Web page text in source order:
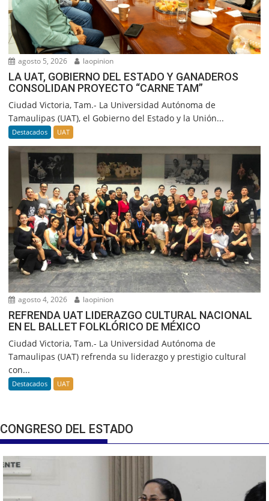
agosto 5, 2026 laopinion
LA UAT, GOBIERNO DEL ESTADO Y GANADEROS
CONSOLIDAN PROYECTO “CARNE TAM”
Ciudad Victoria, Tam.- La Universidad Autónoma de
Tamaulipas (UAT), el Gobierno del Estado y la Unión...
Destacados UAT
agosto 4, 2026 laopinion
REFRENDA UAT LIDERAZGO CULTURAL NACIONAL
EN EL BALLET FOLKLÓRICO DE MÉXICO
Ciudad Victoria, Tam.- La Universidad Autónoma de
Tamaulipas (UAT) refrenda su liderazgo y prestigio cultural
con...
Destacados UAT
CONGRESO DEL ESTADO